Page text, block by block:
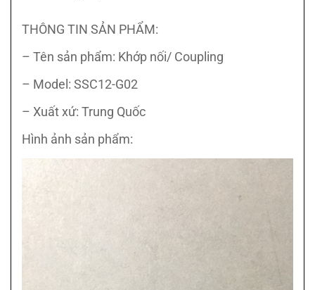
THÔNG TIN SẢN PHẨM:
– Tên sản phẩm: Khớp nối/ Coupling
– Model: SSC12-G02
– Xuất xứ: Trung Quốc
Hình ảnh sản phẩm: